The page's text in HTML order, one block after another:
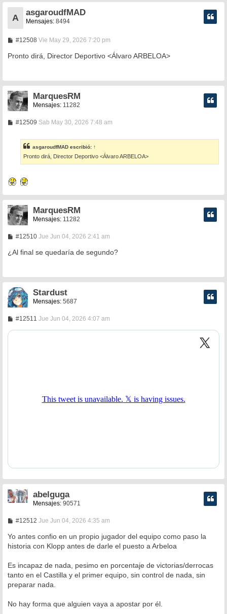
A
asgaroudfMAD
Mensajes: 8494
#12508M
n
s
e
Vie May 29, 2026 7:20 pm
Pronto dirá, Director Deportivo <Álvaro ARBELOA>
MarquesRM
Mensajes: 11282
#12509M
a
j
e
Sab May 30, 2026 7:48 am
asgaroudfMAD escribió: ↑
Pronto dirá, Director Deportivo <Álvaro ARBELOA>
MarquesRM
Mensajes: 11282
#12510M
n
e
Jue Jun 04, 2026 2:41 am
¿Al final se quedaría de segundo?
Stardust
Mensajes: 5687
#12511 M
n
Jue Jun 04, 2026 4:07 am
abelguga
Mensajes: 90571
#12512M
n
a
e
Jue Jun 04, 2026 4:35 am
Yo antes confio en un propio jugador del equipo como paso la
historia con Klopp antes de darle el puesto a Arbeloa
Es incapaz de nada, pesimo en porcentaje de victorias/derrocas
tanto en el Castilla y el primer equipo, sin control de nada, sin
preparar nada.
No hay forma que alguien vaya a apostar por él.